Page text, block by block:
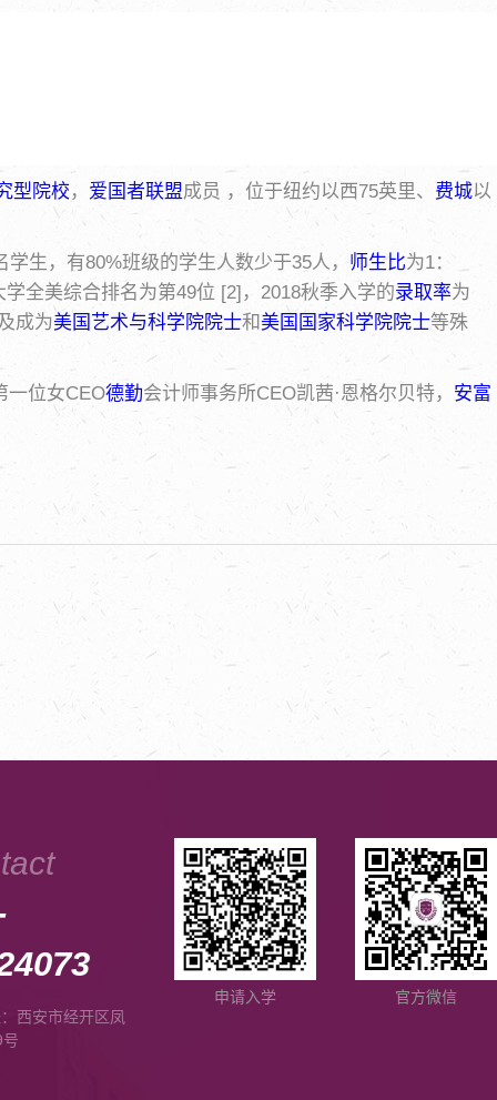
型院校， 爱国者联盟成员 ，位于纽约以西75英里、 费城以
生，有80%班级的学生人数少于35人， 师生比为1：
全美综合排名为第49位 [2]，2018秋季入学的录取率为
成为美国艺术与科学院院士和 美国国家科学院院士等殊
一位女CEO德勤会计师事务所CEO凯茜·恩格尔贝特， 安富
西安市经开区凤
申请入学 官方微信